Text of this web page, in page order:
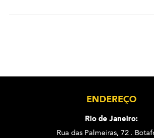
ENDEREÇO
Rio de Janeiro:
Rua das Palmeiras, 72 .